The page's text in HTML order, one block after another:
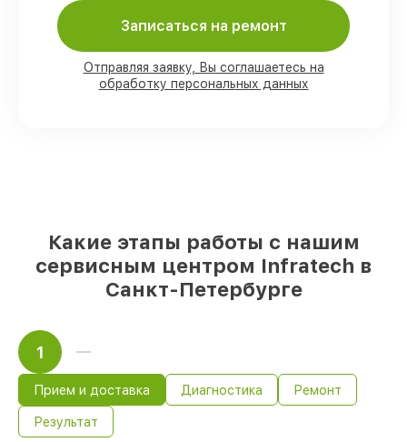
заказов проводим с возможностью
личного присутствия владельца
90%
комплектующих Infratech есть в
наличии в мастерской или на складе в
Санкт-Петербурге, остальные
Записаться на ремонт
Отправляя заявку, Вы соглашаетесь на
обработку персональных данных
Какие этапы работы с нашим
сервисным центром Infratech в
Санкт-Петербурге
1
Прием и доставка Диагностика Ремонт
Результат